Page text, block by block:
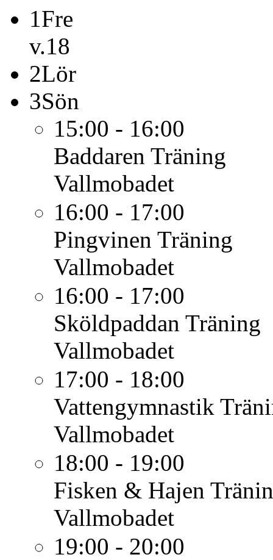
1Fre
v.18
2Lör
3Sön
15:00 - 16:00
Baddaren Träning
Vallmobadet
16:00 - 17:00
Pingvinen Träning
Vallmobadet
16:00 - 17:00
Sköldpaddan Träning
Vallmobadet
17:00 - 18:00
Vattengymnastik
Vallmobadet
18:00 - 19:00
Fisken & Hajen
Vallmobadet
19:00 - 20:00